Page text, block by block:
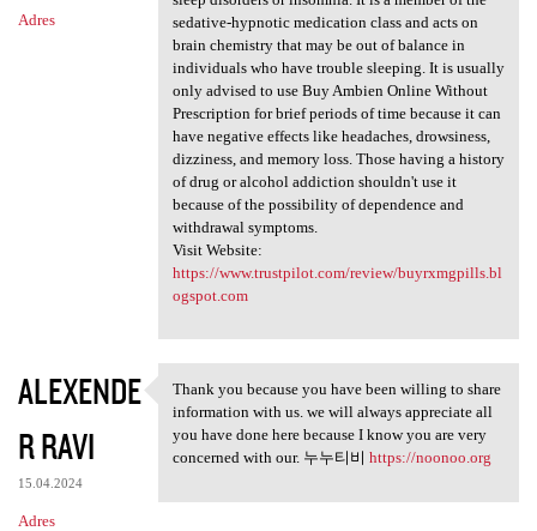
Adres
sedative-hypnotic medication class and acts on
brain chemistry that may be out of balance in
individuals who have trouble sleeping. It is usually
only advised to use Buy Ambien Online Without
Prescription for brief periods of time because it can
have negative effects like headaches, drowsiness,
dizziness, and memory loss. Those having a history
of drug or alcohol addiction shouldn't use it
because of the possibility of dependence and
withdrawal symptoms.
Visit Website:
https://www.trustpilot.com/review/buyrxmgpills.bl
ogspot.com
ALEXENDE
R RAVI
15.04.2024
Adres
Thank you because you have
Thank you because you have been willing to share
information with us. we will always appreciate all
you have done here because I know you are very
concerned with our. 누누티비 https://noonoo.org